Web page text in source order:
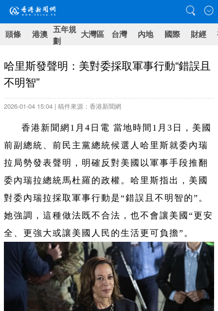
頭條 港澳 五年規
劃
大灣區 台灣 內地 國際 財經
哈里斯發聲明：美對委採取軍事行動“錯誤且
不明智”
2026-01-04 15:04 | 稿件來源：香港新聞網
香港新聞網1月4日電 當地時間1月3日，美國
前副總統、前民主黨總統候選人哈里斯就委內瑞
拉局勢發表聲明，明確反對美國以軍事手段推翻
委內瑞拉總統馬杜羅的政權。 哈里斯指出，美國
對委內瑞拉採取軍事行動是“錯誤且不明智的”。
她強調，這種做法既不合法，也不會讓美國“更安
全、更強大或讓美國人民的生活更可負擔”。